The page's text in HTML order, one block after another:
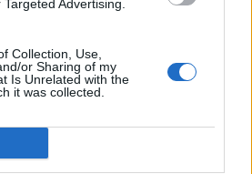
Advertising.
Collection, Use,
or Sharing of my
Is Unrelated with the
it was collected.